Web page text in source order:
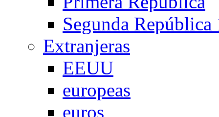
Segunda
Extranjeras
EEUU
europeas
euros